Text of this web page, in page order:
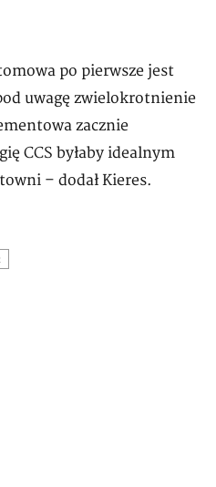
po pierwsze jest
uwagę zwielokrotnienie
zacznie
CCS byłaby idealnym
– dodał Kieres.